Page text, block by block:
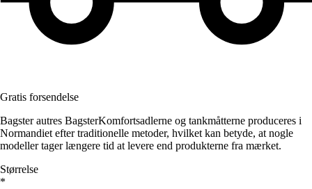
Gratis forsendelse
Bagster autres BagsterKomfortsadlerne og tankmåtterne produceres i
Normandiet efter traditionelle metoder, hvilket kan betyde, at nogle
modeller tager længere tid at levere end produkterne fra mærket.
Størrelse
*